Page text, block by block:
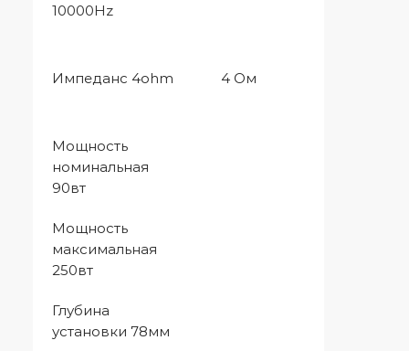
10000Нz
Импеданс 4ohm 4 Ом
Мощность
номинальная
90вт
Мощность
максимальная
250вт
Глубина
установки 78мм